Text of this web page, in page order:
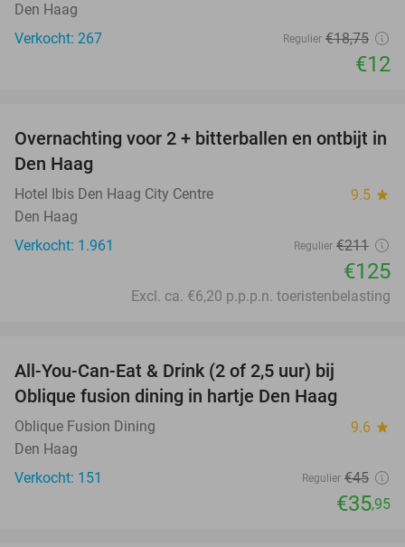
Den Haag
Verkocht: 267
Regulier €18,75
€12
41%
Overnachting voor 2 + bitterballen en ontbijt in
Den Haag
Hotel Ibis Den Haag City Centre 9.5 star
Den Haag
Verkocht: 1.961
Regulier €211
€125
Excl. ca. €6,20 p.p.p.n. toeristenbelasting
All-You-Can-Eat & Drink (2 of 2,5 uur) bij
Oblique fusion dining in hartje Den Haag
Oblique Fusion Dining 9.6 star
Den Haag
Verkocht: 151
Regulier €45
€35,95